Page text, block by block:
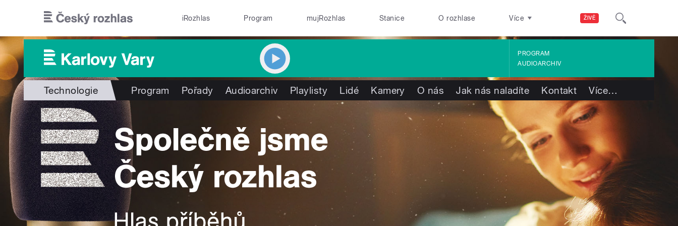
ŽIVĚ
iRozhlas Program mujRozhlas Stanice O rozhlase Více
PROGRAM
AUDIOARCHIV
Technologie Program Pořady Audioarchiv Playlisty Lidé Kamery O nás Jak nás naladíte Kontakt Více…